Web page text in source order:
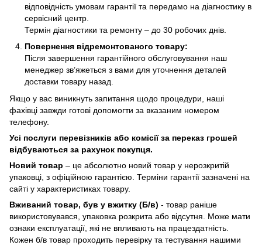
відповідність умовам гарантії та передамо на діагностику в
сервісний центр.
Термін діагностики та ремонту – до 30 робочих днів.
Повернення відремонтованого товару:
Після завершення гарантійного обслуговування наш
менеджер зв’яжеться з вами для уточнення деталей
доставки товару назад.
Якщо у вас виникнуть запитання щодо процедури, наші
фахівці завжди готові допомогти за вказаним номером
телефону.
Усі послуги перевізників або комісії за переказ грошей
відбуваються за рахунок покупця.
Новий товар – це абсолютно новий товар у нерозкритій
упаковці, з офіційною гарантією. Терміни гарантії зазначені на
сайті у характеристиках товару.
Вживаний товар, був у вжитку (Б/в) - товар раніше
використовувався, упаковка розкрита або відсутня. Може мати
ознаки експлуатації, які не впливають на працездатність.
Кожен б/в товар проходить перевірку та тестування нашими